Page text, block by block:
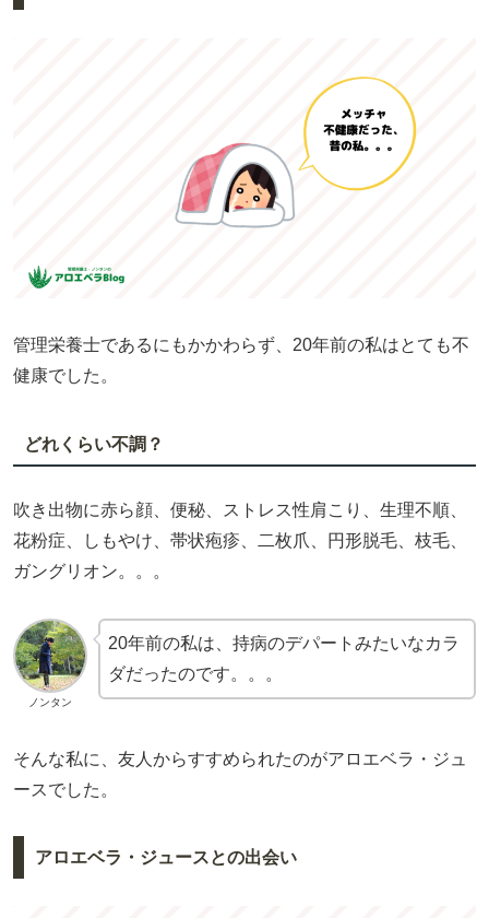
管理栄養士であるにもかかわらず、20年前の私はとても不
健康でした。
どれくらい不調？
吹き出物に赤ら顔、便秘、ストレス性肩こり、生理不順、
花粉症、しもやけ、帯状疱疹、二枚爪、円形脱毛、枝毛、
ガングリオン。。。
ノンタン
20年前の私は、持病のデパートみたいなカラ
ダだったのです。。。
そんな私に、友人からすすめられたのがアロエベラ・ジュ
ースでした。
アロエベラ・ジュースとの出会い